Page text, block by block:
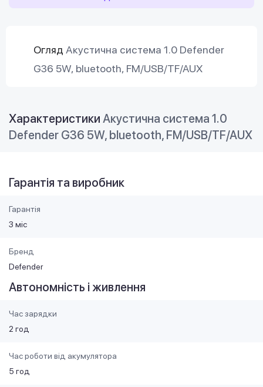
Огляд Акустична система 1.0 Defender
G36 5W, bluetooth, FM/USB/TF/AUX
Характеристики Акустична система 1.0
Defender G36 5W, bluetooth, FM/USB/TF/AUX
Гарантія та виробник
Гарантія
3 міс
Бренд
Defender
Автономність і живлення
Час зарядки
2 год
Час роботи від акумулятора
5 год